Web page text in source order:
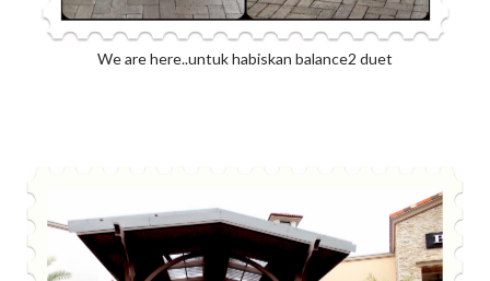
We are here..untuk habiskan balance2 duet